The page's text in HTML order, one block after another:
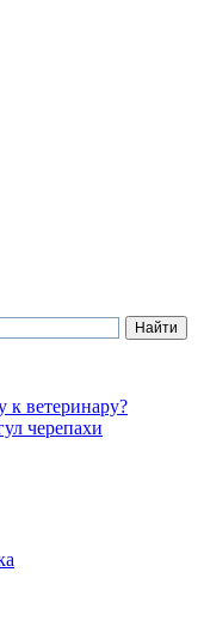
к ветеринару?
черепахи